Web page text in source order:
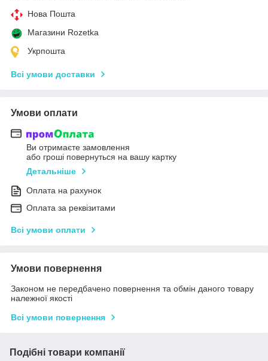
Нова Пошта
Магазини Rozetka
Укрпошта
Всі умови доставки
Умови оплати
Ви отримаєте замовлення
або гроші повернуться на вашу картку
Детальніше
Оплата на рахунок
Оплата за реквізитами
Всі умови оплати
Умови повернення
Законом не передбачено повернення та обмін даного товару
належної якості
Всі умови повернення
Подібні товари компанії